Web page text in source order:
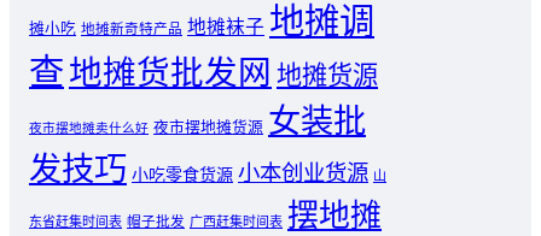
摊小吃 地摊新奇特产品 地摊袜子 地摊调
查地摊货批发网 地摊货源
夜市摆地摊卖什么好 夜市摆地摊货源 女装批
发技巧 小吃零食货源 小本创业货源 山
东省赶集时间表 帽子批发 广西赶集时间表 摆地摊